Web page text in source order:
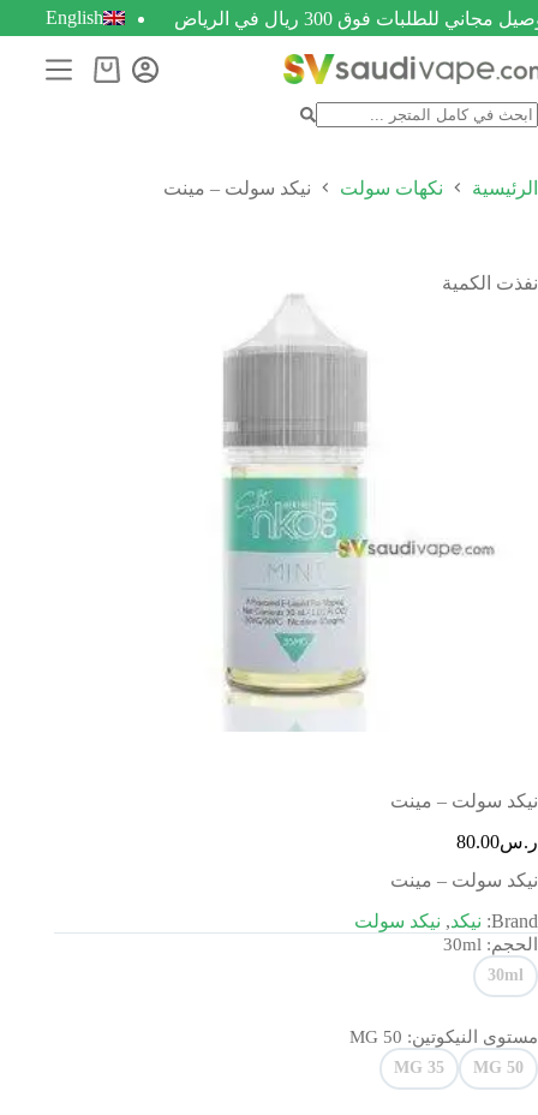
مجاني للطلبات فوق 300 ريال في الرياض English
الرئيسية نكهات سولت نيكد سولت – مينت
نفذت الكمية
نيكد سولت – مينت
ر.س80.00
نيكد سولت – مينت
Brand: نيكد, نيكد سولت
الحجم: 30ml
30ml
مستوى النيكوتين: 50 MG
50 MG
35 MG